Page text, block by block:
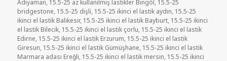
tarihi
Adıyaman, 15.5-25 az kullanılmış lastikler Bingöl, 15.5-25
bridgestone, 15.5-25 dişli, 15.5-25 ikinci el lastik aydın, 15.5-25
ikinci el lastik Balıkesir, 15.5-25 ikinci el lastik Bayburt, 15.5-25 ikinci
el lastik Bilecik, 15.5-25 ikinci el lastik çorlu, 15.5-25 ikinci el lastik
Edirne, 15.5-25 ikinci el lastik Erzurum, 15.5-25 ikinci el lastik
Giresun, 15.5-25 ikinci el lastik Gümüşhane, 15.5-25 ikinci el lastik
Marmara adası Ereğli, 15.5-25 ikinci el lastik mersin, 15.5-25 ikinci